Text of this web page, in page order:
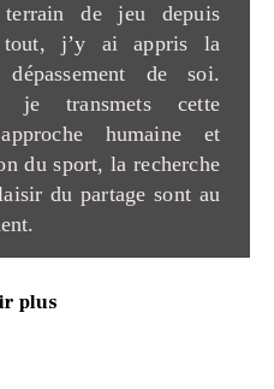
de jeu depuis
tout, j’y ai appris la
de soi.
je transmets cette
humaine et
du sport, la recherche
du partage sont au
plus